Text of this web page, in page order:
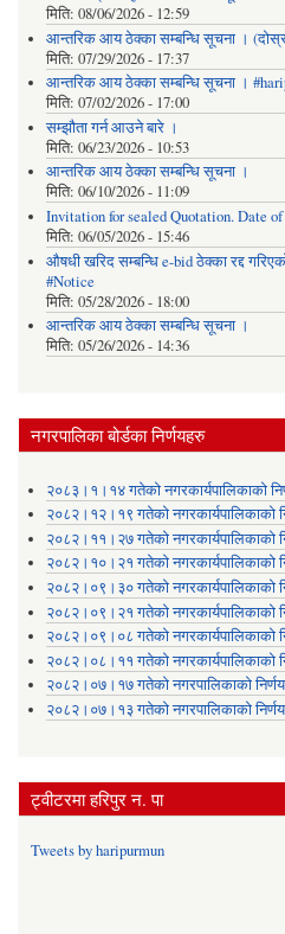
मिति: 08/06/2026 - 12:59
आन्तरिक आय ठेक्का सम्बन्धि सूचना ।
मिति: 07/29/2026 - 17:37
आन्तरिक आय ठेक्का सम्बन्धि सूचना ।
मिति: 07/02/2026 - 17:00
सम्झौता गर्न आउने बारे ।
मिति: 06/23/2026 - 10:53
आन्तरिक आय ठेक्का सम्बन्धि सूचना ।
मिति: 06/10/2026 - 11:09
Invitation for sealed Quotation. Date
मिति: 06/05/2026 - 15:46
औषधी खरिद सम्बन्धि e-bid ठेक्का रद्द
#Notice
मिति: 05/28/2026 - 18:00
आन्तरिक आय ठेक्का सम्बन्धि सूचना ।
मिति: 05/26/2026 - 14:36
नगरपालिका बोर्डका निर्णयहरु
२०८३।१।१४ गतेको नगरकार्यपालिकाको
२०८२।१२।१९ गतेको नगरकार्यपालिकाको
२०८२।११।२७ गतेको नगरकार्यपालिकाको
२०८२।१०।२१ गतेको नगरकार्यपालिकाको
२०८२।०९।३० गतेको नगरकार्यपालिकाको
२०८२।०९।२१ गतेको नगरकार्यपालिकाको
२०८२।०९।०८ गतेको नगरकार्यपालिकाको
२०८२।०८।११ गतेको नगरकार्यपालिकाको
२०८२।०७।१७ गतेको नगरपालिकाको निर्णय
२०८२।०७।१३ गतेको नगरपालिकाको निर्णय
ट्वीटरमा हरिपुर न. पा
Tweets by haripurmun